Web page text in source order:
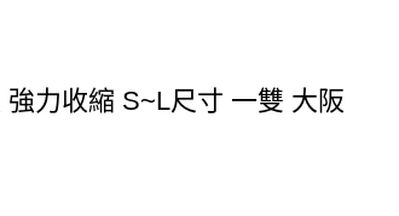
力收縮 S~L尺寸 一雙 大阪